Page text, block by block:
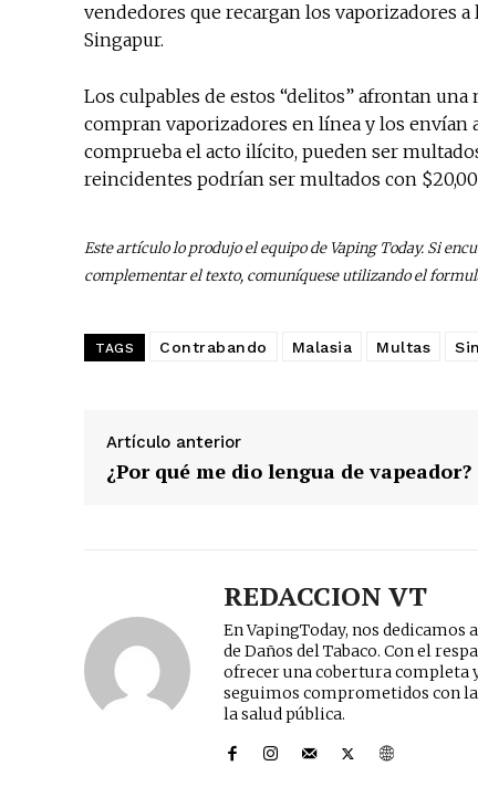
vendedores que recargan los vaporizadores
Singapur.
Los culpables de estos “delitos” afrontan una
compran vaporizadores en línea y los envían
comprueba el acto ilícito, pueden ser
reincidentes podrían ser multados con
Este artículo lo produjo el equipo de Vaping Today. Si
complementar el texto, comuníquese utilizando el
TAGS Contrabando Malasia Multas
Artículo anterior
¿Por qué me dio lengua de vapeador?
REDACCION VT
En VapingToday, nos
de Daños del Tabaco. Con el
ofrecer una cobertura completa
seguimos comprometidos con
la salud pública.